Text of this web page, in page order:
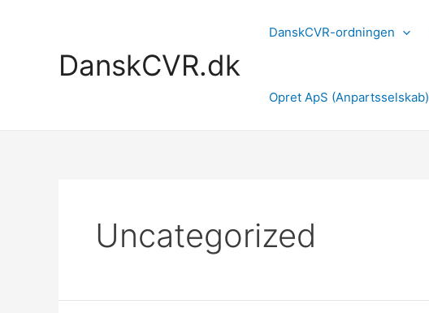
DanskCVR.dk
DanskCVR-ordningen
Opret ApS (Anpartsselskab)
Uncategorized